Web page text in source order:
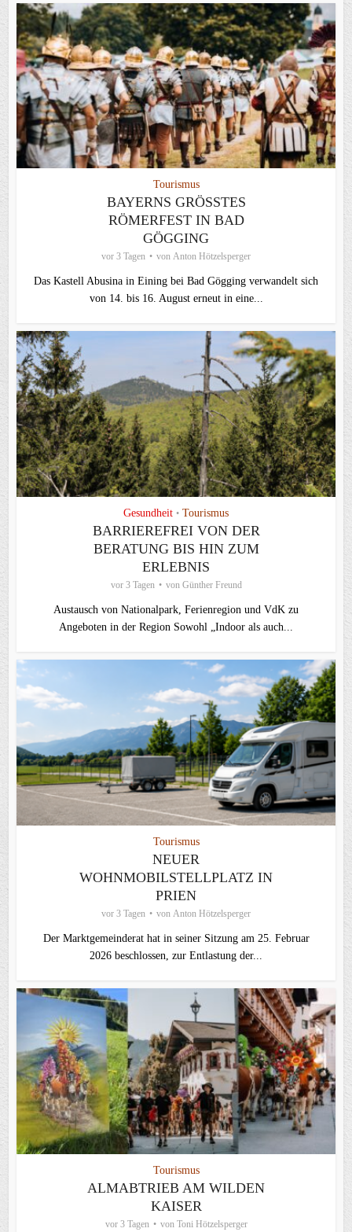
Tourismus
BAYERNS GRÖSSTES R
ÖMERFEST IN BAD G
ÖGGING
vor 3 Tagen von Anton Hötzelsperger
Das Kastell Abusina in Eining bei Bad Gögging verwandelt sich
von 14. bis 16. August erneut in eine...
Gesundheit • Tourismus
BARRIEREFREI VON DER
BERATUNG BIS HIN ZUM
ERLEBNIS
vor 3 Tagen von Günther Freund
Austausch von Nationalpark, Ferienregion und VdK zu
Angeboten in der Region Sowohl „Indoor als auch...
Tourismus
NEUER
WOHNMOBILSTELLPLATZ IN
PRIEN
vor 3 Tagen von Anton Hötzelsperger
Der Marktgemeinderat hat in seiner Sitzung am 25. Februar
2026 beschlossen, zur Entlastung der...
Tourismus
ALMABTRIEB AM WILDEN
KAISER
vor 3 Tagen von Toni Hötzelsperger